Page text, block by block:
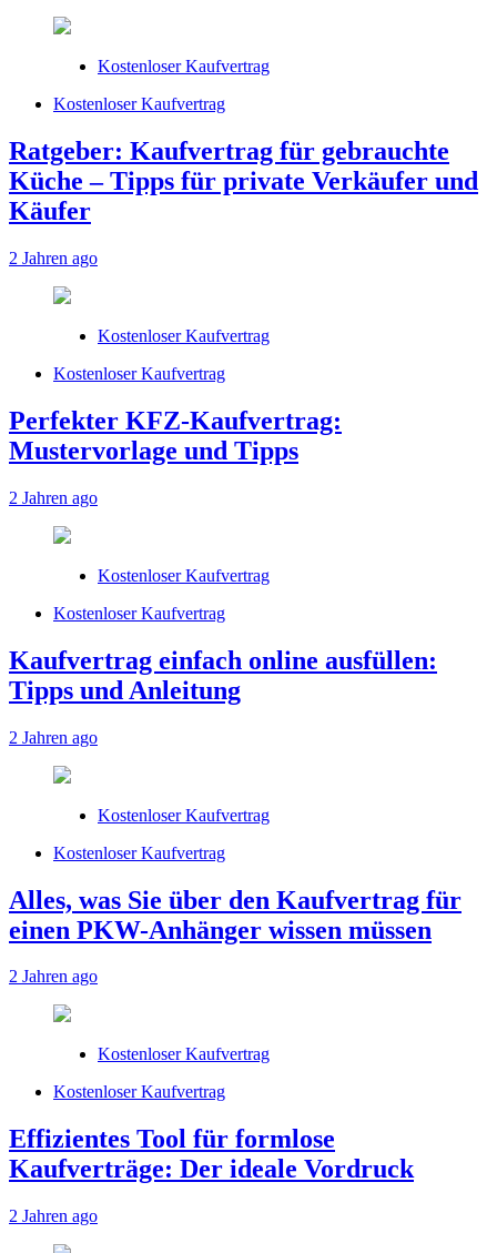
Kostenloser Kaufvertrag
Kostenloser Kaufvertrag
Ratgeber: Kaufvertrag für gebrauchte
Küche – Tipps für private Verkäufer und
Käufer
2 Jahren ago
Kostenloser Kaufvertrag
Kostenloser Kaufvertrag
Perfekter KFZ-Kaufvertrag:
Mustervorlage und Tipps
2 Jahren ago
Kostenloser Kaufvertrag
Kostenloser Kaufvertrag
Kaufvertrag einfach online ausfüllen:
Tipps und Anleitung
2 Jahren ago
Kostenloser Kaufvertrag
Kostenloser Kaufvertrag
Alles, was Sie über den Kaufvertrag für
einen PKW-Anhänger wissen müssen
2 Jahren ago
Kostenloser Kaufvertrag
Kostenloser Kaufvertrag
Effizientes Tool für formlose
Kaufverträge: Der ideale Vordruck
2 Jahren ago